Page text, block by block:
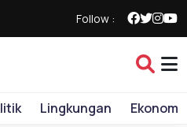
Follow :
Lingkungan Ekonomi